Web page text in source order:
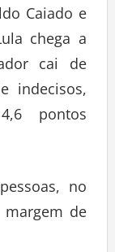
Caiado e
chega a
cai de
indecisos,
pontos
no
de